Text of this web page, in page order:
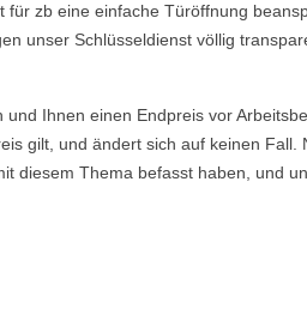
zb eine einfache Türöffnung
unser Schlüsseldienst völlig
Ihnen einen Endpreis vor
gilt, und ändert sich auf keinen Fall.
diesem Thema befasst haben, und